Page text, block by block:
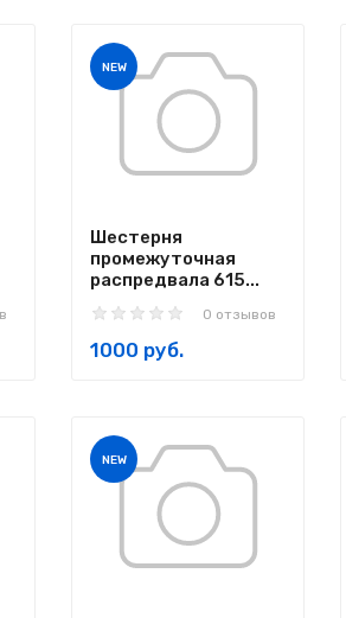
NEW
Шестерня
промежуточная
распредвала 615...
0 отзывов
1000 руб.
NEW